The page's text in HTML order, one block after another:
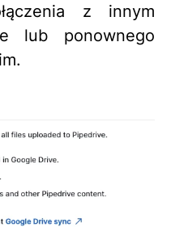
z innym
lub ponownego